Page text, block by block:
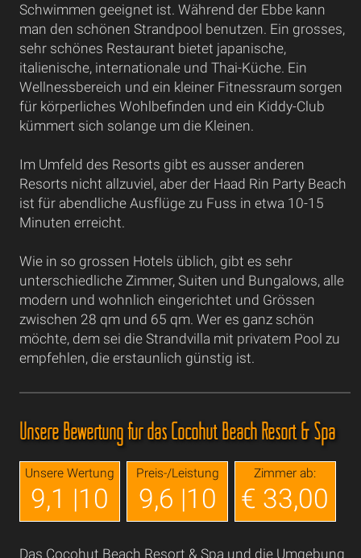
Schwimmen geeignet ist. Während der Ebbe kann
man den schönen Strandpool benutzen. Ein grosses,
sehr schönes Restaurant bietet japanische,
italienische, internationale und Thai-Küche. Ein
Wellnessbereich und ein kleiner Fitnessraum sorgen
für körperliches Wohlbefinden und ein Kiddy-Club
kümmert sich solange um die Kleinen.
Im Umfeld des Resorts gibt es ausser anderen
Resorts nicht allzuviel, aber der Haad Rin Party Beach
ist für abendliche Ausflüge zu Fuss in etwa 10-15
Minuten erreicht.
Wie in so grossen Hotels üblich, gibt es sehr
unterschiedliche Zimmer, Suiten und Bungalows, alle
modern und wohnlich eingerichtet und Grössen
zwischen 28 qm und 65 qm. Wer es ganz schön
möchte, dem sei die Strandvilla mit privatem Pool zu
empfehlen, die erstaunlich günstig ist.
Unsere Bewertung für das Cocohut Beach Resort & Spa
Unsere Wertung
9,1 |10
Preis-/Leistung
9,6 |10
Zimmer ab:
€ 33,00
Das Cocohut Beach Resort & Spa und die Umgebung